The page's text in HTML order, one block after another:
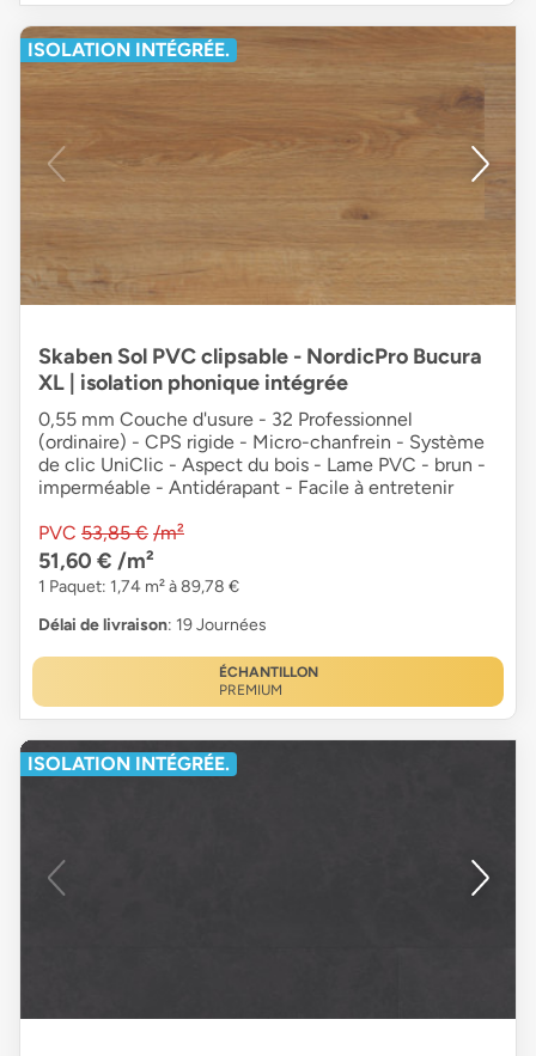
ISOLATION INTÉGRÉE.
Skaben Sol PVC clipsable - NordicPro Bucura
XL | isolation phonique intégrée
0,55 mm Couche d'usure - 32 Professionnel
(ordinaire) - CPS rigide - Micro-chanfrein - Système
de clic UniClic - Aspect du bois - Lame PVC - brun -
imperméable - Antidérapant - Facile à entretenir
PVC 53,85 € /m²
51,60 € /m²
1 Paquet: 1,74 m² à 89,78 €
Délai de livraison: 19 Journées
ÉCHANTILLON
PREMIUM
ISOLATION INTÉGRÉE.